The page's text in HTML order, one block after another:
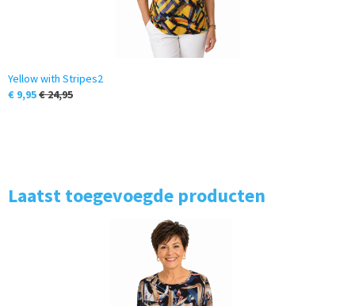
Yellow with Stripes2
€ 9,95€ 24,95
Laatst toegevoegde producten